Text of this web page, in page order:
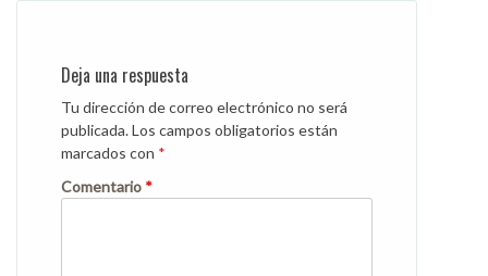
Deja una respuesta
Tu dirección de correo electrónico no será
publicada.Los campos obligatorios están
marcados con *
Comentario *